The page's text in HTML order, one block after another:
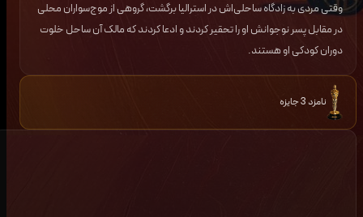
وقتی مردی به زادگاه ساحلی‌اش در استرالیا برگشت، گروهی از موج‌سواران محلی
در مقابل پسر نوجوانش او را تحقیر کردند و ادعا کردند که مالک آن ساحل خلوت
دوران کودکی او هستند.
نامزد 3 جایزه